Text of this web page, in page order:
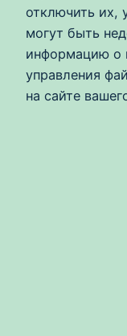
отключить их,
могут быть
информацию о
управления
на сайте